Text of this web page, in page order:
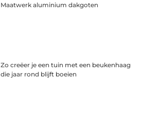
Maatwerk aluminium dakgoten
Zo creëer je een tuin met een beukenhaag
die jaar rond blijft boeien